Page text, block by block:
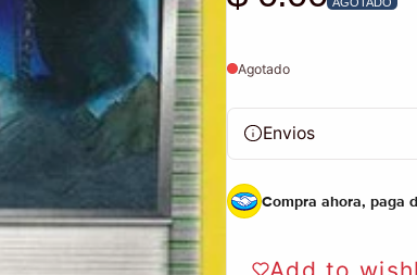
Agotado
Envios
Compra ahora, paga
Add to